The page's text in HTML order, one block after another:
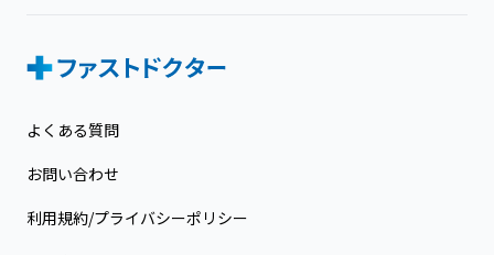
よくある質問
お問い合わせ
利用規約/プライバシーポリシー